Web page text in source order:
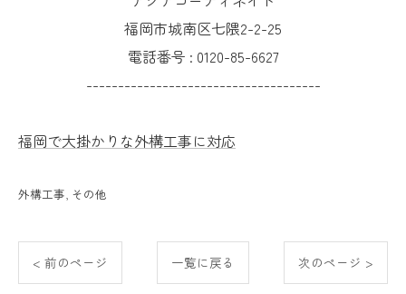
福岡市城南区七隈2-2-25
電話番号 : 0120-85-6627
-------------------------------------
福岡で大掛かりな外構工事に対応
外構工事 その他
< 前のページ 一覧に戻る 次のページ >